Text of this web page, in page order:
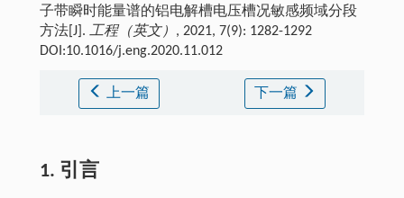
子带瞬时能量谱的铝电解槽电压槽况敏感频域分段
方法[J]. 工程（英文） , 2021, 7(9): 1282-1292
DOI:10.1016/j.eng.2020.11.012
上一篇 下一篇
1. 引言